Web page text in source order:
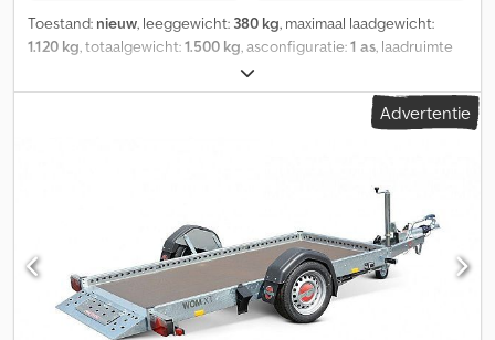
Toestand: nieuw, leeggewicht: 380 kg, maximaal laadgewicht:
1.120 kg , totaalgewicht:1.500 kg , asconfiguratie:1 as , laadruimte
, laadruimtebreedte:
overig, bandenmaten:13 zoll, Uitrusting:
, Motorfiets verlaagbare aanhanger
vloerplaat met centrale sjorrail, volledig neerlaatbaar voor
eenvoudig oprijden. Eenvoudige bediening middels ééntraps
hydraulische cilinder met handbediening. Optioneel tegen
meerprijs Tempo 100 km/u, elektrohydraulische
verlagingssysteem ook met afstandsbediening. Dwjdpsg E Rtiefx
Akcja
Advertentie